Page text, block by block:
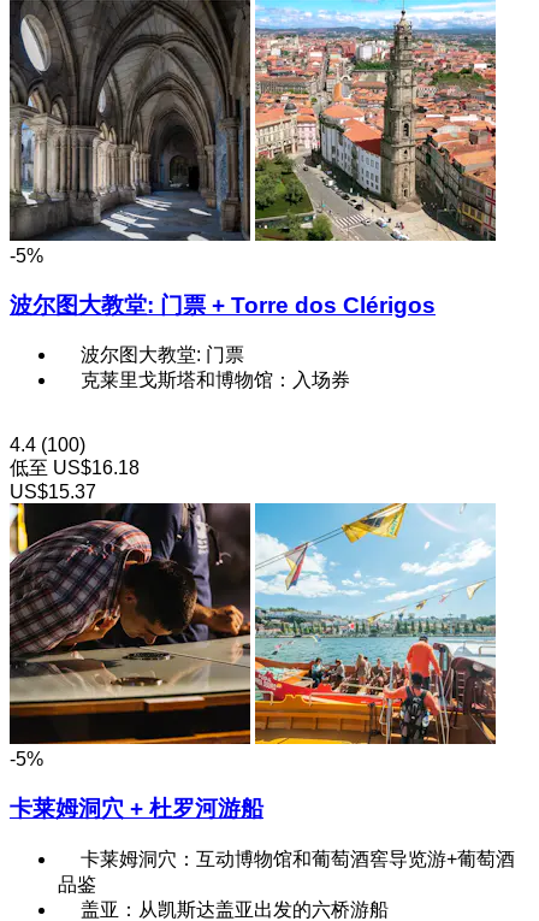
-5%
波尔图大教堂: 门票 + Torre dos Clérigos
波尔图大教堂: 门票
克莱里戈斯塔和博物馆：入场券
4.4 (100)
低至 US$16.18
US$15.37
-5%
卡莱姆洞穴 + 杜罗河游船
卡莱姆洞穴：互动博物馆和葡萄酒窖导览游+葡萄酒
品鉴
盖亚：从凯斯达盖亚出发的六桥游船